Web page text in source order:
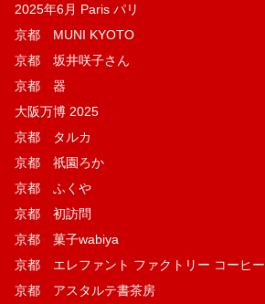
2025年6月 Paris パリ
京都 MUNI KYOTO
京都 坂井咲子さん
京都 器
大阪万博 2025
京都 タルカ
京都 祇園ろか
京都 ふくや
京都 初訪問
京都 菓子wabiya
京都 エレファント ファクトリー コーヒー
京都 アスタルテ書茶房